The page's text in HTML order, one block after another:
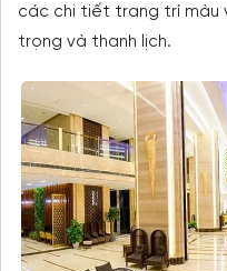
các chi tiết trang trí màu
trọng và thanh lịch.